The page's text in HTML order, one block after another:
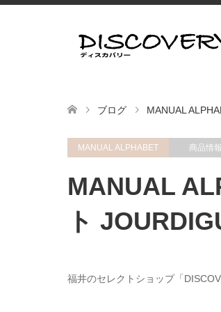
ブログ MANUAL
MANUAL ALPHABET 商品情報
MANUAL
ト
福井のセレクトショップ「